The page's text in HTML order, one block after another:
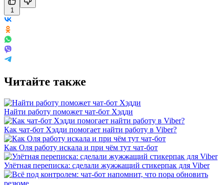
1
Читайте также
Найти работу поможет чат-бот Хэдди
Как чат-бот Хэдди помогает найти работу в Viber?
Как Оля работу искала и при чём тут чат-бот
Улётная переписка: сделали жужжащий стикерпак для Viber